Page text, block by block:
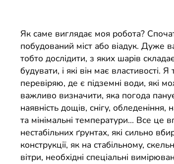
Як саме виглядає моя робота?
побудований міст або віадук. Дуже
тобто дослідити, з яких шарів
будувати, і які він має властивості.
перевіряю, де є підземні води, які
важливо визначити, яка погода
наявність дощів, снігу, обледеніння,
та мінімальні температури… Все це
нестабільних ґрунтах, які сильно
конструкції, як на стабільному,
вітри, необхідні спеціальні